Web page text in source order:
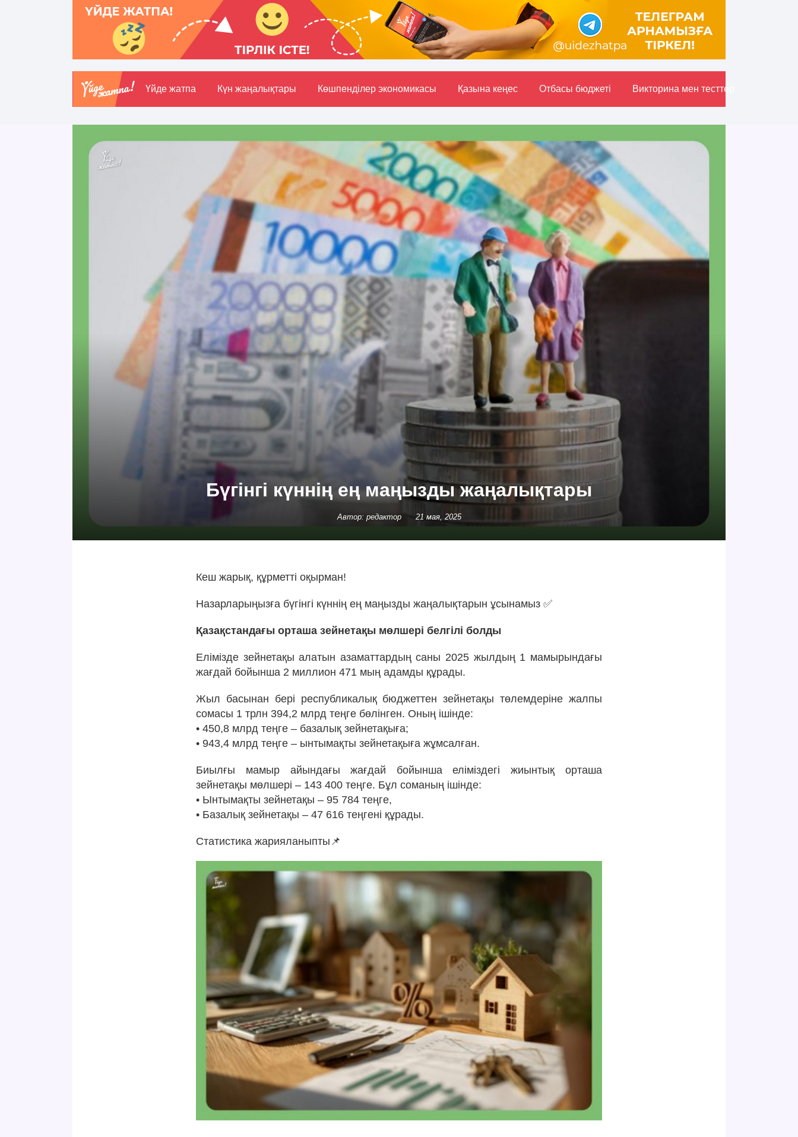
Үйде жатпа Күн жаңалықтары Көшпенділер экономикасы Қазына кеңес Отбасы бюджетi Викторина мен тесттер
Бүгінгі күннің ең маңызды жаңалықтары
Автор: редактор 21 мая, 2025
Кеш жарық, құрметті оқырман!
Назарларыңызға бүгінгі күннің ең маңызды жаңалықтарын ұсынамыз ✅
Қазақстандағы орташа зейнетақы мөлшері белгілі болды
Елімізде зейнетақы алатын азаматтардың саны 2025 жылдың 1 мамырындағы
жағдай бойынша 2 миллион 471 мың адамды құрады.
Жыл басынан бері республикалық бюджеттен зейнетақы төлемдеріне жалпы
сомасы 1 трлн 394,2 млрд теңге бөлінген. Оның ішінде:
• 450,8 млрд теңге – базалық зейнетақыға;
• 943,4 млрд теңге – ынтымақты зейнетақыға жұмсалған.
Биылғы мамыр айындағы жағдай бойынша еліміздегі жиынтық орташа
зейнетақы мөлшері – 143 400 теңге. Бұл соманың ішінде:
• Ынтымақты зейнетақы – 95 784 теңге,
• Базалық зейнетақы – 47 616 теңгені құрады.
Статистика жарияланыпты📌